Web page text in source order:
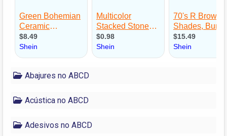
Abajures no ABCD
Acústica no ABCD
Adesivos no ABCD